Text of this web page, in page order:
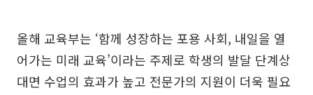
올해 교육부는 ‘함께 성장하는 포용 사회, 내일을 열
어가는 미래 교육’이라는 주제로 학생의 발달 단계상
대면 수업의 효과가 높고 전문가의 지원이 더욱 필요